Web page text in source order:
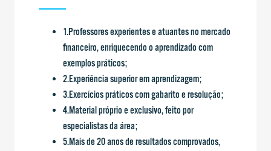
1.Professores experientes e atuantes no mercado
financeiro, enriquecendo o aprendizado com
exemplos práticos;
2.Experiência superior em aprendizagem;
3.Exercícios práticos com gabarito e resolução;
4.Material próprio e exclusivo, feito por
especialistas da área;
5.Mais de 20 anos de resultados comprovados,